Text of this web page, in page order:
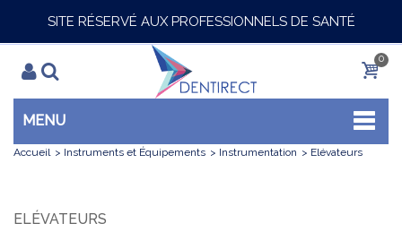
SITE RÉSERVÉ AUX PROFESSIONNELS DE SANTÉ
0
MENU
Accueil > Instruments et Équipements > Instrumentation > Elévateurs
ELÉVATEURS